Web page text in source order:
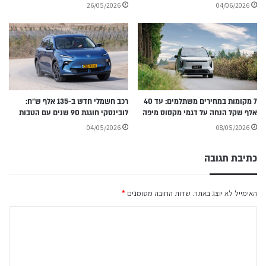
04/06/2026
26/05/2026
7 מקומות במחירים משתלמים: עד 40
אלף שקל הנחה על דגמי מקסוס מיפה
08/05/2026
רכב חשמלי חדש ב-135 אלף ש״ח:
לובינסקי חוגגת 90 שנים עם הטבות
04/05/2026
כתיבת תגובה
האימייל לא יוצג באתר. שדות החובה מסומנים *